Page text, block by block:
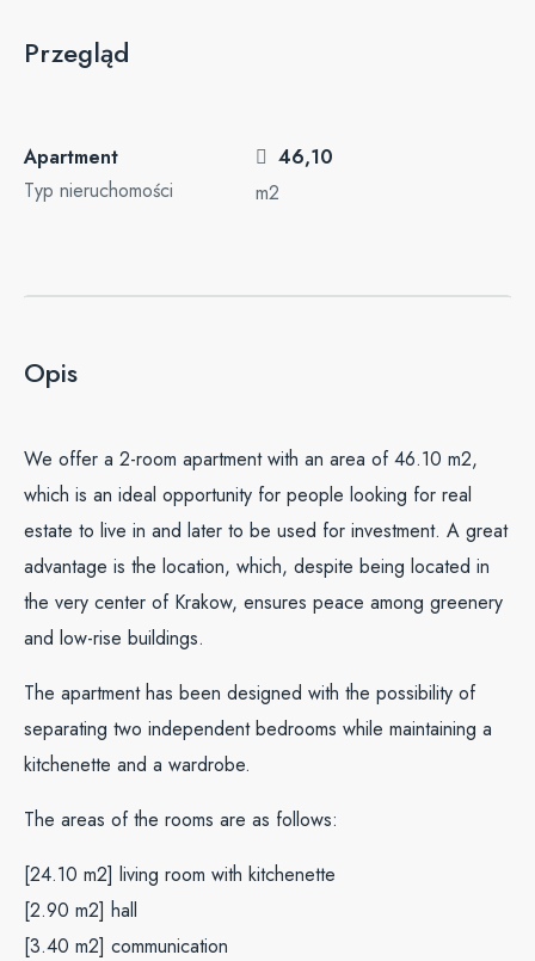
Przegląd
Apartment
Typ nieruchomości
46,10
m2
Opis
We offer a 2-room apartment with an area of 46.10 m2,
which is an ideal opportunity for people looking for real
estate to live in and later to be used for investment. A great
advantage is the location, which, despite being located in
the very center of Krakow, ensures peace among greenery
and low-rise buildings.
The apartment has been designed with the possibility of
separating two independent bedrooms while maintaining a
kitchenette and a wardrobe.
The areas of the rooms are as follows:
[24.10 m2] living room with kitchenette
[2.90 m2] hall
[3.40 m2] communication